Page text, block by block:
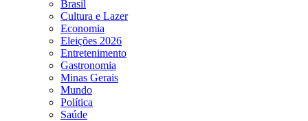
Brasil
Cultura e Lazer
Economia
Eleições 2026
Entretenimento
Gastronomia
Minas Gerais
Mundo
Política
Saúde